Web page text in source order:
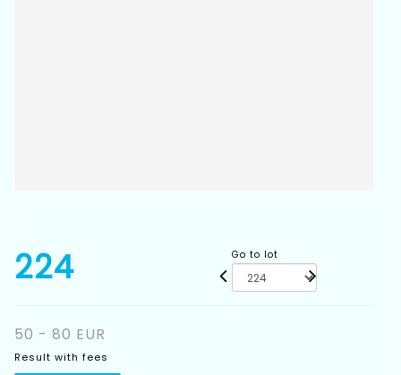
224 Go to lot
50 - 80 EUR
Result with fees